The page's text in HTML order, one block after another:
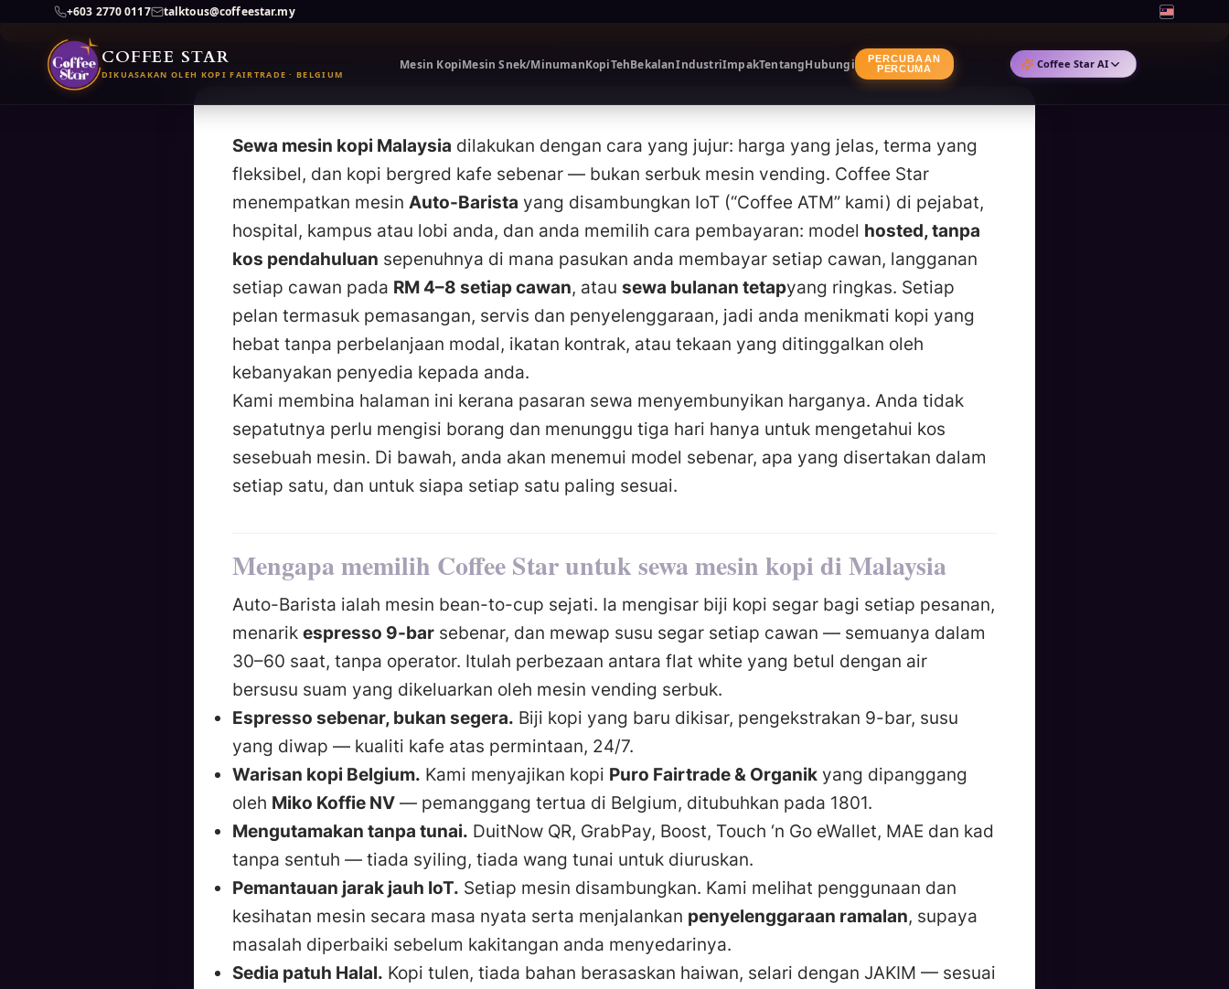
+603 2770 0117 talktous@coffeestar.my
COFFEE STAR
DIKUASAKAN OLEH KOPI FAIRTRADE · BELGIUM
Mesin KopiMesin Snek/MinumanKopiTeh IndustriImpakTentangHubungi
PERCUBAAN
PERCUMA
Coffee Star AI
ChatGPT
by OpenAI
Claude
by Anthropic
Copilot
by Microsoft
Gemini
perplexity.ai
Sewa mesin kopi Malaysia dilakukan dengan cara yang jujur: harga yang jelas, terma yang
fleksibel, dan kopi bergred kafe sebenar — bukan serbuk mesin vending. Coffee Star
menempatkan mesin Auto-Barista yang disambungkan IoT (“Coffee ATM” kami) di pejabat,
hospital, kampus atau lobi anda, dan anda memilih cara pembayaran: model hosted, tanpa
kos pendahuluan sepenuhnya di mana pasukan anda membayar setiap cawan, langganan
setiap cawan pada RM 4–8 setiap cawan, atau sewa bulanan tetapyang ringkas. Setiap
pelan termasuk pemasangan, servis dan penyelenggaraan, jadi anda menikmati kopi yang
hebat tanpa perbelanjaan modal, ikatan kontrak, atau tekaan yang ditinggalkan oleh
kebanyakan penyedia kepada anda.
Kami membina halaman ini kerana pasaran sewa menyembunyikan harganya. Anda tidak
sepatutnya perlu mengisi borang dan menunggu tiga hari hanya untuk mengetahui kos
sesebuah mesin. Di bawah, anda akan menemui model sebenar, apa yang disertakan dalam
setiap satu, dan untuk siapa setiap satu paling sesuai.
Mengapa memilih Coffee Star untuk sewa mesin kopi di Malaysia
Auto-Barista ialah mesin bean-to-cup sejati. Ia mengisar biji kopi segar bagi setiap pesanan,
menarik espresso 9-bar sebenar, dan mewap susu segar setiap cawan — semuanya dalam
30–60 saat, tanpa operator. Itulah perbezaan antara flat white yang betul dengan air
bersusu suam yang dikeluarkan oleh mesin vending serbuk.
Espresso sebenar, bukan segera. Biji kopi yang baru dikisar, pengekstrakan 9-bar, susu
yang diwap — kualiti kafe atas permintaan, 24/7.
Warisan kopi Belgium. Kami menyajikan kopi Puro Fairtrade & Organik yang dipanggang
oleh Miko Koffie NV — pemanggang tertua di Belgium, ditubuhkan pada 1801.
Mengutamakan tanpa tunai. DuitNow QR, GrabPay, Boost, Touch ‘n Go eWallet, MAE dan kad
tanpa sentuh — tiada syiling, tiada wang tunai untuk diuruskan.
Pemantauan jarak jauh IoT. Setiap mesin disambungkan. Kami melihat penggunaan dan
kesihatan mesin secara masa nyata serta menjalankan penyelenggaraan ramalan, supaya
masalah diperbaiki sebelum kakitangan anda menyedarinya.
Sedia patuh Halal. Kopi tulen, tiada bahan berasaskan haiwan, selari dengan JAKIM — sesuai